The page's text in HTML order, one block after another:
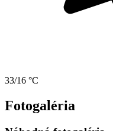
33/16 °C
Fotogaléria